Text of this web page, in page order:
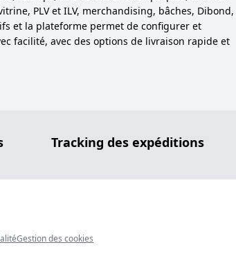
PLV et ILV, merchandising, bâches, Dibond,
et la plateforme permet de configurer et
facilité, avec des options de livraison rapide et
Tracking des expéditions
Gestion des cookies